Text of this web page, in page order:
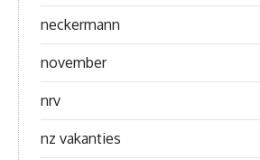
neckermann
november
nrv
nz vakanties